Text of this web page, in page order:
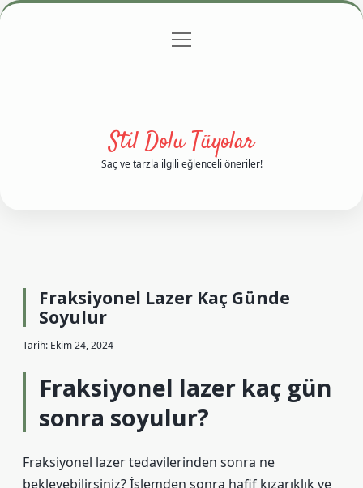
Gizlilik Politikası
menüyü
Stil Dolu Tüyolar
Saç ve tarzla ilgili eğlenceli öneriler!
Fraksiyonel Lazer Kaç Günde
Soyulur
Tarih: Ekim 24, 2024
Fraksiyonel lazer kaç gün
sonra soyulur?
Fraksiyonel lazer tedavilerinden sonra ne
bekleyebilirsiniz? İşlemden sonra hafif kızarıklık ve